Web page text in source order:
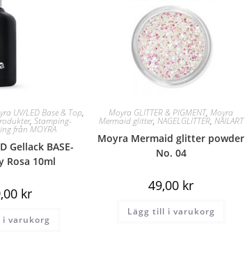
UV/LED Base & Top,
, Stamping-
från MOYRA
Gellack BASE-
Rosa 10ml
kr
i varukorg
Moyra GLITTER & PIGMENT,Moyra
Mermaid glitter, NAGELGLITTER, NAILART
Moyra Mermaid glitter powder
No. 04
49,00 kr
Lägg till i varukorg